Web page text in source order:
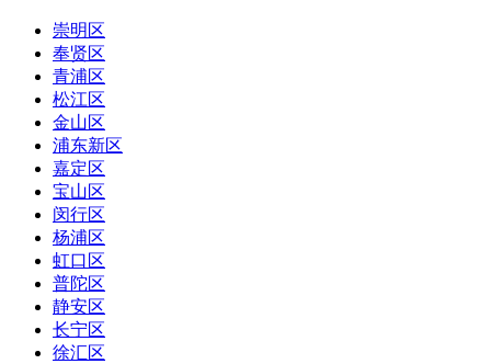
崇明区
奉贤区
青浦区
松江区
金山区
浦东新区
嘉定区
宝山区
闵行区
杨浦区
虹口区
普陀区
静安区
长宁区
徐汇区